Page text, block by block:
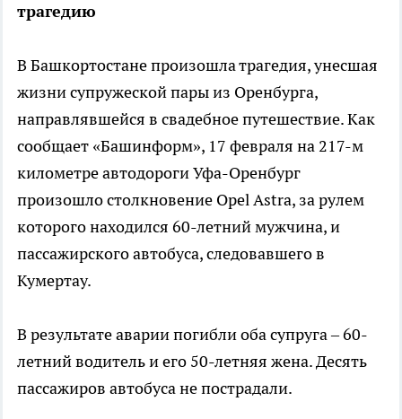
трагедию
В Башкортостане произошла трагедия, унесшая
жизни супружеской пары из Оренбурга,
направлявшейся в свадебное путешествие. Как
сообщает «Башинформ», 17 февраля на 217-м
километре автодороги Уфа-Оренбург
произошло столкновение Opel Astra, за рулем
которого находился 60-летний мужчина, и
пассажирского автобуса, следовавшего в
Кумертау.
В результате аварии погибли оба супруга – 60-
летний водитель и его 50-летняя жена. Десять
пассажиров автобуса не пострадали.